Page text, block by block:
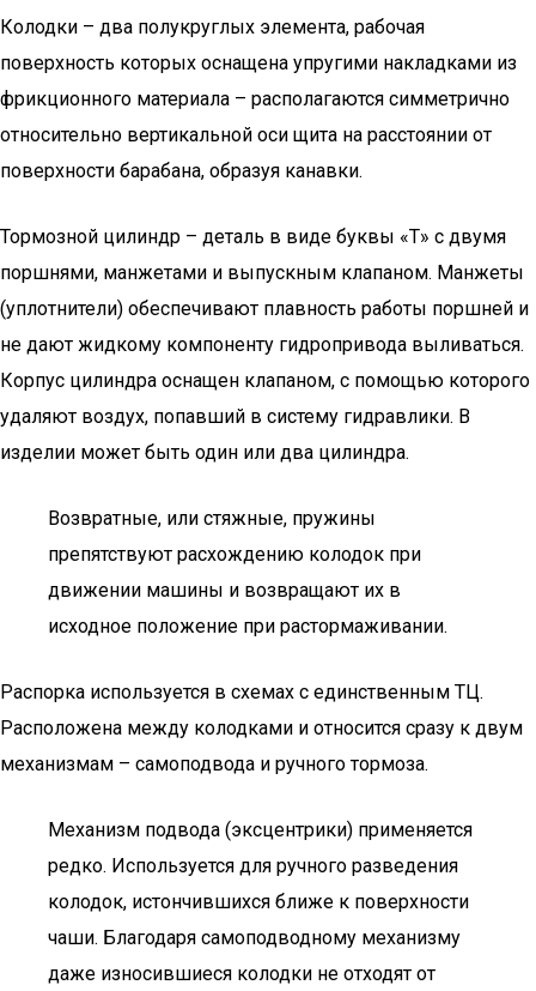
Колодки – два полукруглых элемента, рабочая
поверхность которых оснащена упругими накладками из
фрикционного материала – располагаются симметрично
относительно вертикальной оси щита на расстоянии от
поверхности барабана, образуя канавки.
Тормозной цилиндр – деталь в виде буквы «Т» с двумя
поршнями, манжетами и выпускным клапаном. Манжеты
(уплотнители) обеспечивают плавность работы поршней и
не дают жидкому компоненту гидропривода выливаться.
Корпус цилиндра оснащен клапаном, с помощью которого
удаляют воздух, попавший в систему гидравлики. В
изделии может быть один или два цилиндра.
Возвратные, или стяжные, пружины
препятствуют расхождению колодок при
движении машины и возвращают их в
исходное положение при растормаживании.
Распорка используется в схемах с единственным ТЦ.
Расположена между колодками и относится сразу к двум
механизмам – самоподвода и ручного тормоза.
Механизм подвода (эксцентрики) применяется
редко. Используется для ручного разведения
колодок, истончившихся ближе к поверхности
чаши. Благодаря самоподводному механизму
даже износившиеся колодки не отходят от